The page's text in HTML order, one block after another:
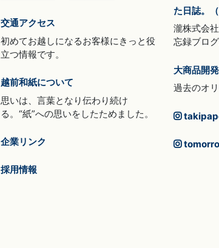
交通アクセス
初めてお越しになるお客様にきっと役
立つ情報です。
越前和紙について
思いは、言葉となり伝わり続け
る。“紙”への思いをしたためました。
企業リンク
採用情報
た日誌。（
瀧株式会
忘録ブログ
大商品開
過去のオ